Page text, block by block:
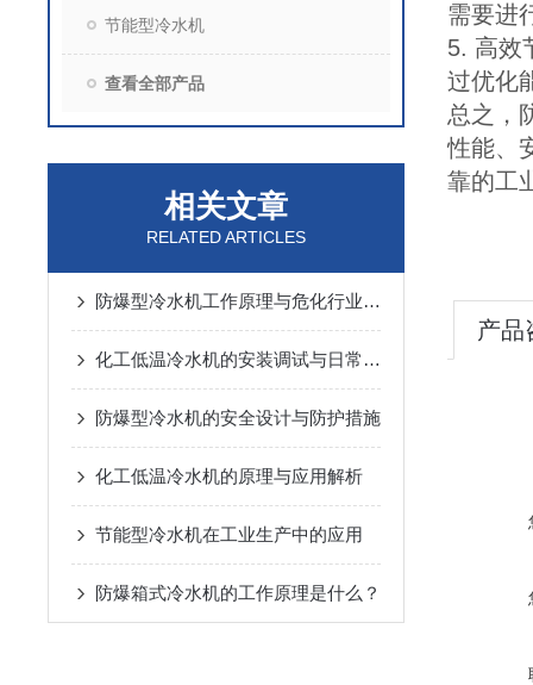
节能型冷水机
查看全部产品
相关文章
RELATED ARTICLES
防爆型冷水机工作原理与危化行业冷却应用解析
化工低温冷水机的安装调试与日常运维技巧
防爆型冷水机的安全设计与防护措施
化工低温冷水机的原理与应用解析
节能型冷水机在工业生产中的应用
防爆箱式冷水机的工作原理是什么？
需要进
5. 高效
过优化
总之，
性能、
靠的工
产品